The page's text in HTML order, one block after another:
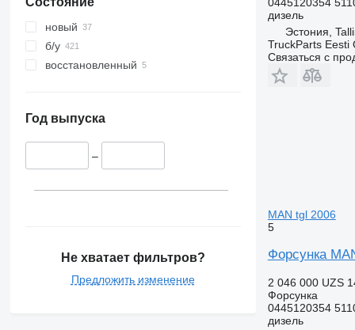
новый
б/у
восстановленный
Год выпуска
–
Не хватает фильтров?
Предложить изменение
дизель
Эстония,
TruckParts Eesti
Связаться с
MAN tgl 2006
5
Форсунка
2 046 000 UZS
Форсунка
0445120354
дизель